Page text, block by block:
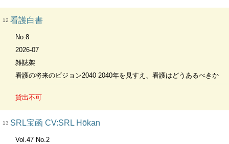
12 看護白書
No.8
2026-07
雑誌架
看護の将来のビジョン2040 2040年を見すえ、看護はどうあるべきか
貸出不可
13 SRL宝函 CV:SRL Hōkan
Vol.47 No.2